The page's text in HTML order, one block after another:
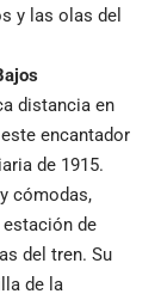
y las olas del
distancia en
encantador
de 1915.
cómodas,
de
del tren. Su
de la